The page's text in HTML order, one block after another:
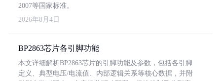
2007等国家标准。
2026年8月4日
BP2863芯片各引脚功能
本文详细解析BP2863芯片的引脚功能及参数，包括各引脚
定义、典型电压/电流值、内部逻辑关系等核心数据，并附